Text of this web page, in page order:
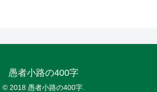
愚者小路の400字
© 2018 愚者小路の400字.